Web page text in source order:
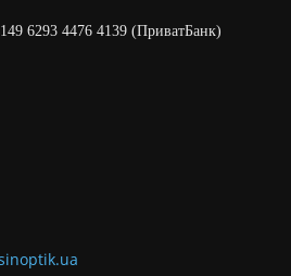
6293 4476 4139 (ПриватБанк)